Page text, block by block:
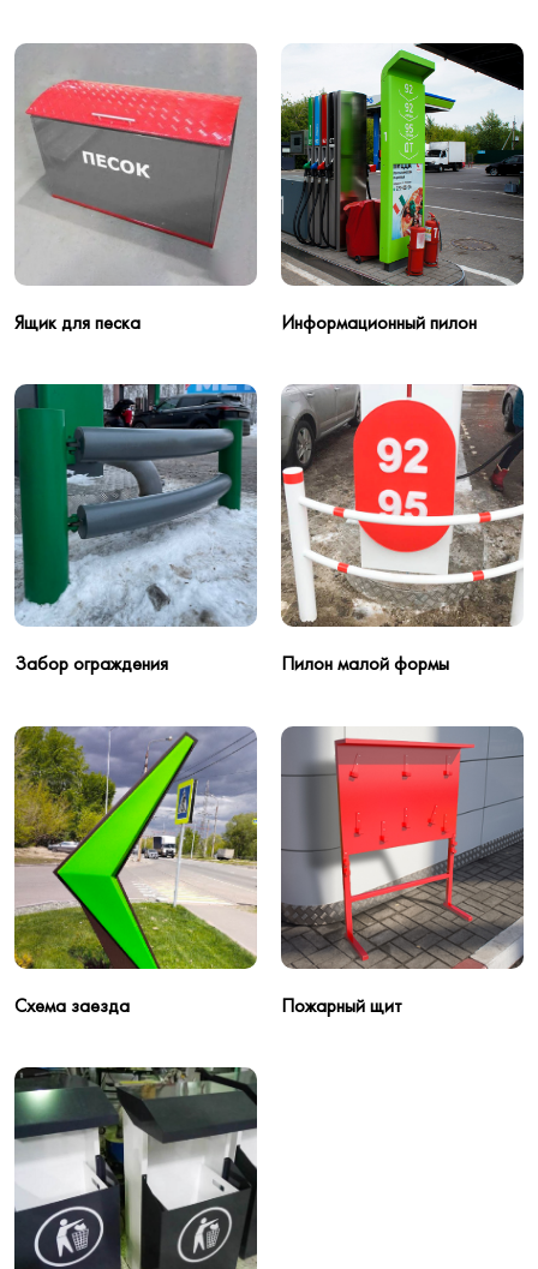
Ящик для песка Информационный пилон
Забор ограждения Пилон малой формы
Схема заезда Пожарный щит